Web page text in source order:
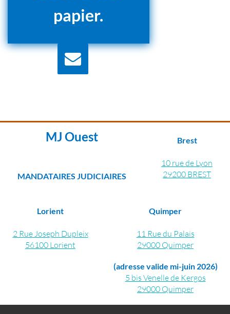
papier.
MJ Ouest
MANDATAIRES JUDICIAIRES
Brest
10 rue de Lyon
29200 BREST
Lorient
2 Rue Joseph Dupleix
56100 Lorient
Quimper
11 Rue du Palais
29000 Quimper
(adresse valide mi-juin 2026)
5 bis Venelle de Kergos
29000 Quimper